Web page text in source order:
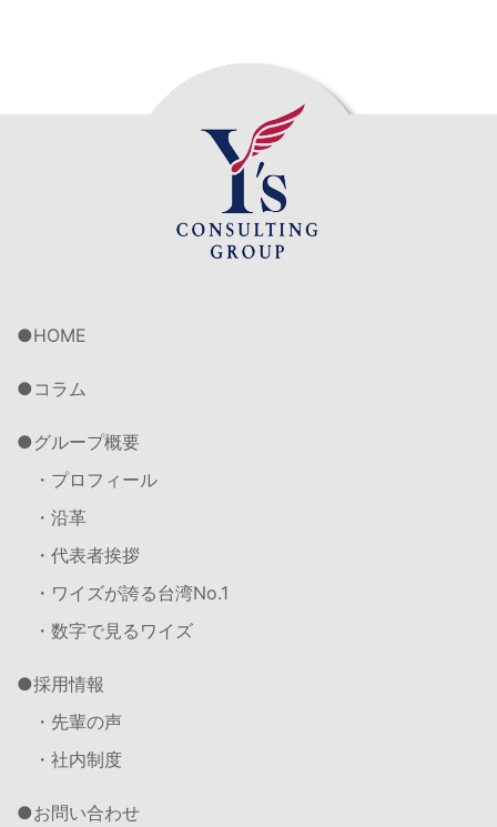
HOME
コラム
グループ概要
・プロフィール
・沿革
・代表者挨拶
・ワイズが誇る台湾No.1
・数字で見るワイズ
採用情報
・先輩の声
・社内制度
お問い合わせ